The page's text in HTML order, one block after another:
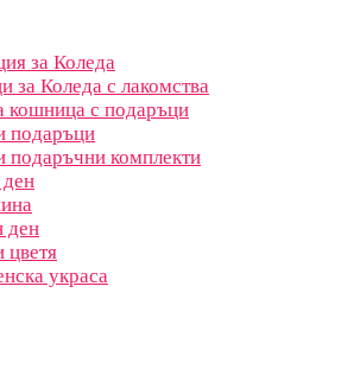
за Коледа
за Коледа с лакомства
кошница с подаръци
подаръци
подаръчни комплекти
ден
цветя
украса